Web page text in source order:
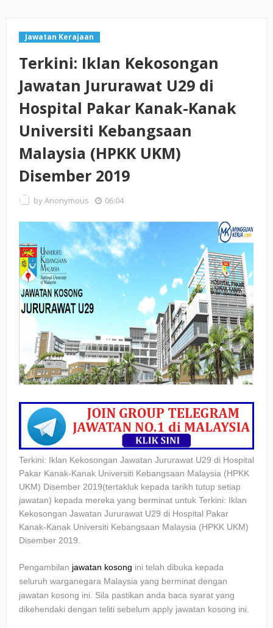
Jawatan Kerajaan
Terkini: Iklan Kekosongan
Jawatan Jururawat U29 di
Hospital Pakar Kanak-Kanak
Universiti Kebangsaan
Malaysia (HPKK UKM)
Disember 2019
byAnonymous 06:04
Terkini: Iklan Kekosongan Jawatan Jururawat U29 di Hospital
Pakar Kanak-Kanak Universiti Kebangsaan Malaysia (HPKK
UKM) Disember 2019(tertakluk kepada tarikh tutup setiap
jawatan) kepada mereka yang berminat untuk Terkini: Iklan
Kekosongan Jawatan Jururawat U29 di Hospital Pakar
Kanak-Kanak Universiti Kebangsaan Malaysia (HPKK UKM)
Disember 2019.
Pengambilan jawatan kosong ini telah dibuka kepada
seluruh warganegara Malaysia yang berminat dengan
jawatan kosong ini. Sila pastikan anda baca syarat yang
dikehendaki dengan teliti sebelum apply jawatan kosong ini.